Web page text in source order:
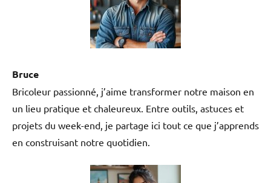
Bruce
Bricoleur passionné, j’aime transformer notre maison en
un lieu pratique et chaleureux. Entre outils, astuces et
projets du week-end, je partage ici tout ce que j’apprends
en construisant notre quotidien.